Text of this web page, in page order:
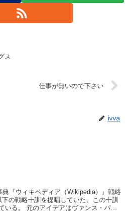
ス
仕事が無いので下さい
ivva
『ウィキペディア（Wikipedia）』戦略
の戦略十訓を提唱していた。この十訓
いる。 元のアイデアはヴァンス・パッ